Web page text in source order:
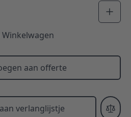
Winkelwagen
aan offerte
verlanglijstje